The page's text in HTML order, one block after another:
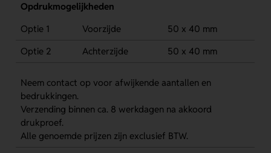
Opdrukmogelijkheden
Optie 1
Voorzijde
50 x 40 mm
Optie 2
Achterzijde 50 x 40 mm
Neem contact op voor afwijkende aantallen en
bedrukkingen.
Verzending binnen ca. 8 werkdagen na akkoord
drukproef.
Alle genoemde prijzen zijn exclusief BTW.